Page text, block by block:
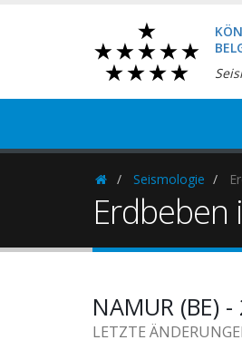
HomepageSeismologie
Erdbeben
NAMUR (BE)
LETZTE